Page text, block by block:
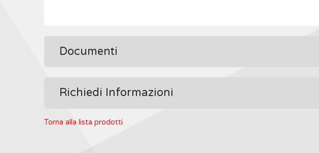
Documenti
Richiedi Informazioni
Torna alla lista prodotti